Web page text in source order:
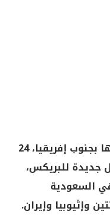
دعت مجموعة “بريكس” في قمتها بجنوب إفريقيا، 24
انضمام 6 دول جديدة للبريكس،
وهي السعودية
وإثيوبيا وإيران.